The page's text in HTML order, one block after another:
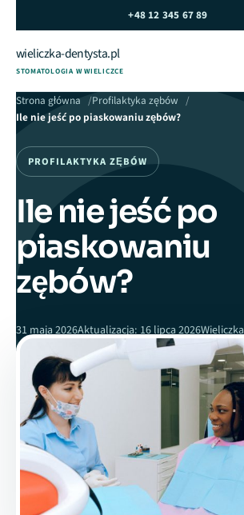
+48 12 345 67 89
wieliczka-dentysta.pl
STOMATOLOGIA W WIELICZCE
Strona główna
Profilaktyka zębów
Ile nie jeść po piaskowaniu zębów?
PROFILAKTYKA ZĘBÓW
Ile nie jeść po
piaskowaniu
zębów?
31 maja 2026Aktualizacja: 16 lipca 2026Wieliczka
6 min czytania